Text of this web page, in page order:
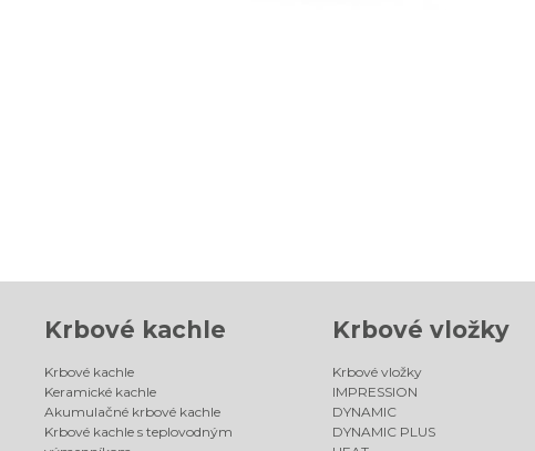
Krbové kachle
Krbové kachle
Keramické kachle
Akumulačné krbové kachle
Krbové kachle s teplovodným
Krbové vložky
Krbové vložky
IMPRESSION
DYNAMIC
DYNAMIC PLUS